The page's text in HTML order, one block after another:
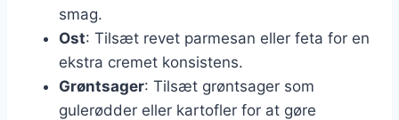
smag.
Ost: Tilsæt revet parmesan eller feta for en
ekstra cremet konsistens.
Grøntsager: Tilsæt grøntsager som
gulerødder eller kartofler for at gøre